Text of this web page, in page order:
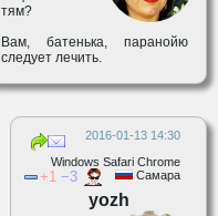
тям?
Вам, батенька, паранойю
следует лечить.
2016-01-13 14:30
Windows Safari Chrome
Самара
1 3
yozh